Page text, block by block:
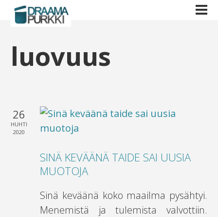
luovuus
26
HUHTI
2020
SINÄ KEVÄÄNÄ TAIDE SAI UUSIA
MUOTOJA
Sinä keväänä koko maailma pysähtyi.
Menemistä ja tulemista valvottiin.